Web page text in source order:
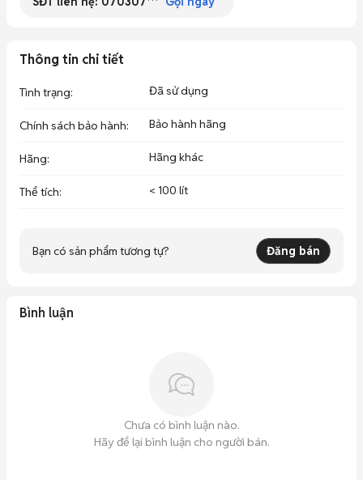
Thông tin chi tiết
Tình trạng: Đã sử dụng
Chính sách bảo hành: Bảo hành hãng
Hãng: Hãng khác
Thể tích: < 100 lít
Bạn có sản phẩm tương tự? Đăng bán
Bình luận
Chưa có bình luận nào.
Hãy để lại bình luận cho người bán.